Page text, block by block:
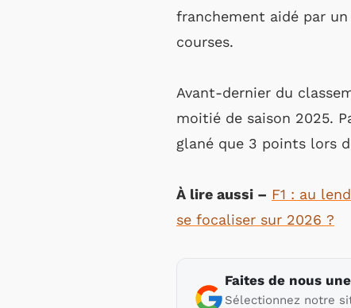
franchement aidé par un
courses.
Avant-dernier du
moitié de saison 2025.
glané que 3 points lors
À lire aussi – F1 : au
se focaliser sur 2026 ?
Faites de nous
Sélectionnez notre